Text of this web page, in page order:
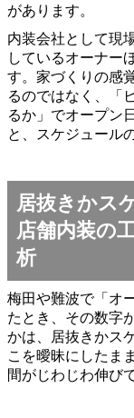
があります。
内装会社として現
しているオーナー
す。家づくりの感
るのではなく、「
るか」でオープン
と、スケジュール
居抜きかス
店舗内装の
析
梅田や難波で「オ
たとき、その数字
かは、居抜きかス
こを曖昧にしたま
間がじわじわ伸び